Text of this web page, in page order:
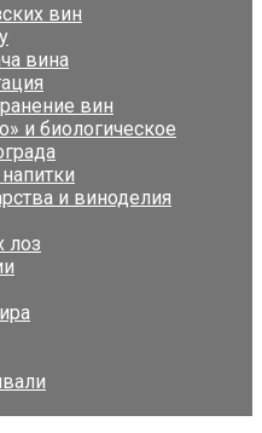
вин
вина
вин
и биологическое
и виноделия
лоз